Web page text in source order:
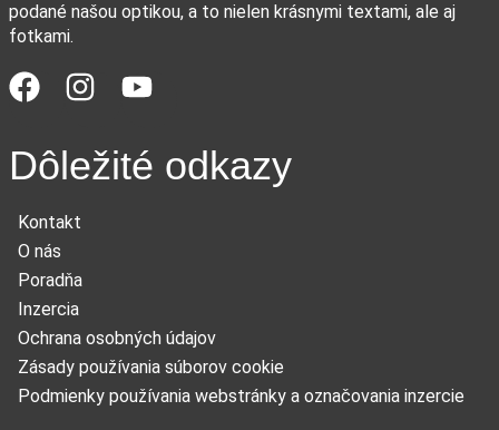
podané našou optikou, a to nielen krásnymi textami, ale aj
fotkami.
Dôležité odkazy
Kontakt
O nás
Poradňa
Inzercia
Ochrana osobných údajov
Zásady používania súborov cookie
Podmienky používania webstránky a označovania inzercie